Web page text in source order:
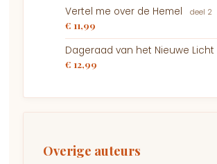
Vertel me over de Hemel deel 2
€ 11,99
Dageraad van het Nieuwe Licht
€ 12,99
Overige auteurs